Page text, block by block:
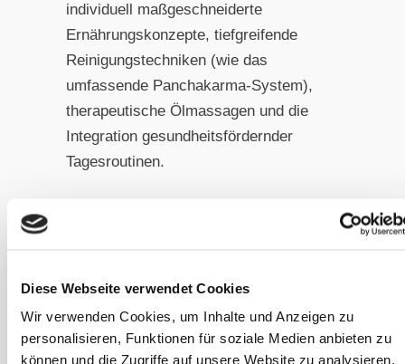
Diese Webseite verwendet Cookies
Wir verwenden Cookies, um Inhalte und Anzeigen zu
personalisieren, Funktionen für soziale Medien anbieten zu
können und die Zugriffe auf unsere Website zu analysieren.
individuell maßgeschneiderte
Ernährungskonzepte, tiefgreifende
Reinigungstechniken (wie das
umfassende Panchakarma-System),
therapeutische Ölmassagen und die
Integration gesundheitsfördernder
Tagesroutinen.
Berücksichtigung von
Temperaturwirkungen verschiedener
Futtermittel, deren Einfluss auf die